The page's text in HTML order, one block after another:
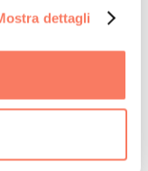
dettagli